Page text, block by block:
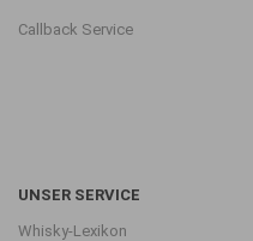
Callback Service
UNSER SERVICE
Whisky-Lexikon